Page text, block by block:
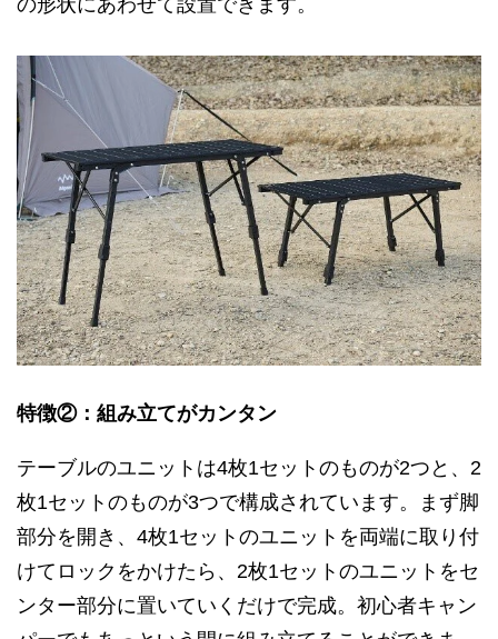
特徴②：組み立てがカンタン
テーブルのユニットは4枚1セットのものが2つと、2
枚1セットのものが3つで構成されています。まず脚
部分を開き、4枚1セットのユニットを両端に取り付
けてロックをかけたら、2枚1セットのユニットをセ
ンター部分に置いていくだけで完成。初心者キャン